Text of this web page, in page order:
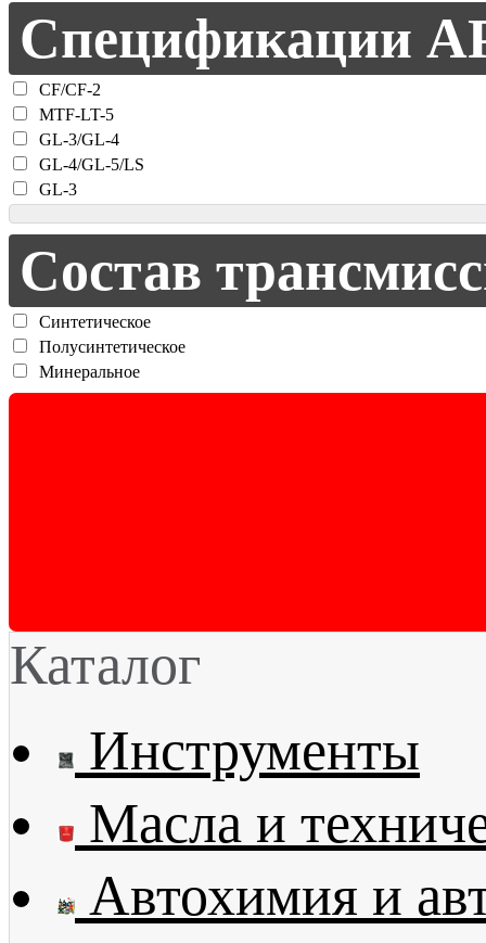
Спецификации
CF/CF-2
MTF-LT-5
GL-3/GL-4
GL-4/GL-5/LS
GL-3
Состав
Синтетическое
Полусинтетическое
Минеральное
Каталог
Инструменты
Масла и
Автохимия и